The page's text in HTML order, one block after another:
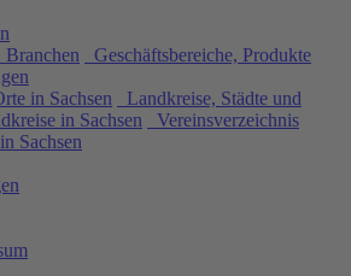
Branchen
Geschäftsbereiche, Produkte
in Sachsen
Landkreise, Städte und
in Sachsen
Vereinsverzeichnis
Sachsen